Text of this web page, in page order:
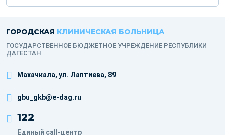
ГОРОДСКАЯ КЛИНИЧЕСКАЯ БОЛЬНИЦА
ГОСУДАРСТВЕННОЕ БЮДЖЕТНОЕ УЧРЕЖДЕНИЕ РЕСПУБЛИКИ
ДАГЕСТАН
Махачкала, ​ул. Лаптиева, 89
gbu_gkb@e-dag.ru
122
Единый call-центр